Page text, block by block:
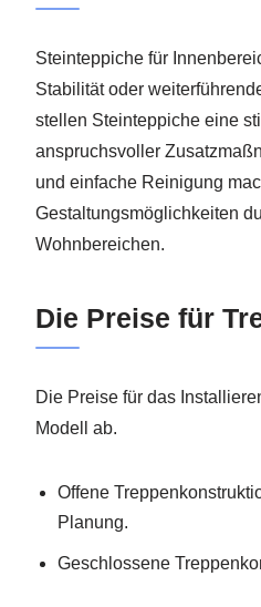
Steinteppiche für
Stabilität oder
stellen Steinteppiche eine
anspruchsvoller
und einfache Reinigung
Gestaltungsmöglichkeiten
Wohnbereichen.
Die Preise für
Die Preise für das
Modell ab.
Offene
Planung.
Geschlossene